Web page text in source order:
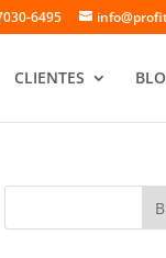
6495
CLIENTES